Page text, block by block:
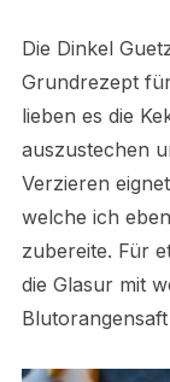
Die Dinkel
Grundrezept
lieben es die
auszustechen
Verzieren
welche ich
zubereite. Für
die Glasur mit